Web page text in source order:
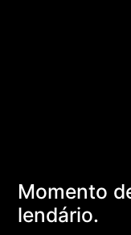
Momento
lendário.